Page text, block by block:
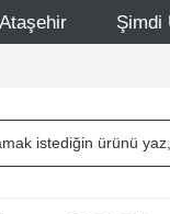
Şimdi Üye ol !